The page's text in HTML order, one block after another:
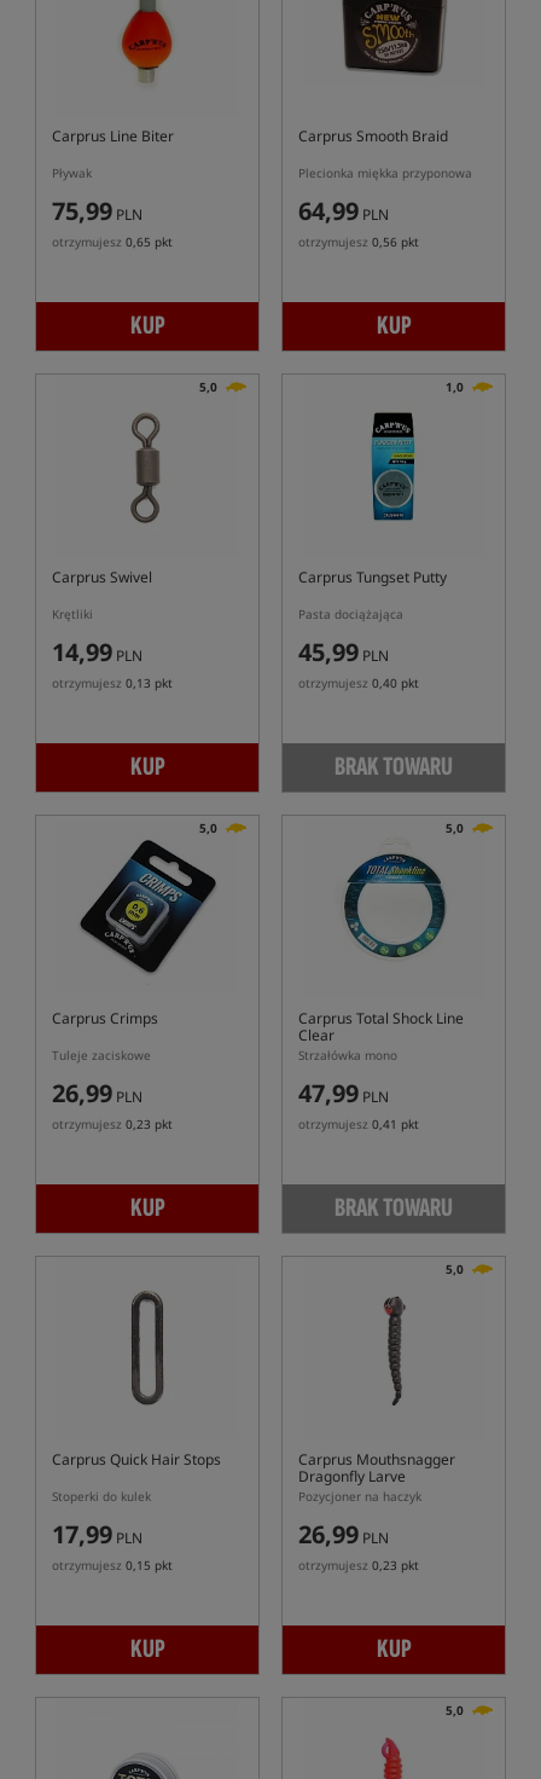
Carprus Line Biter
Pływak
75,99 PLN
otrzymujesz 0,65 pkt
KUP
Carprus Smooth Braid
Plecionka miękka przyponowa
64,99 PLN
otrzymujesz 0,56 pkt
KUP
5,0
Carprus Swivel
Krętliki
14,99 PLN
otrzymujesz 0,13 pkt
KUP
1,0
Carprus Tungset Putty
Pasta dociążająca
45,99 PLN
otrzymujesz 0,40 pkt
BRAK TOWARU
5,0
Carprus Crimps
Tuleje zaciskowe
26,99 PLN
otrzymujesz 0,23 pkt
KUP
5,0
Carprus Total Shock Line
Clear
Strzałówka mono
47,99 PLN
otrzymujesz 0,41 pkt
BRAK TOWARU
Carprus Quick Hair Stops
Stoperki do kulek
17,99 PLN
otrzymujesz 0,15 pkt
KUP
5,0
Carprus Mouthsnagger
Dragonfly Larve
Pozycjoner na haczyk
26,99 PLN
otrzymujesz 0,23 pkt
KUP
5,0